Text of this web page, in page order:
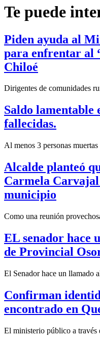
Te puede
Piden ayuda al
para enfrentar al
Chiloé
Dirigentes de comunidades
Saldo lamentable
fallecidas.
Al menos 3 personas
Alcalde planteó
Carmela
municipio
Como una reunión
EL senador hace
de Provincial
El Senador hace un llamado
Confirman
encontrado en
El ministerio público a través